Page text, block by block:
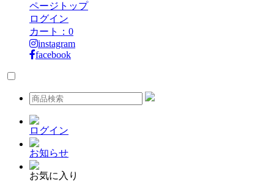
ページトップ
ログイン
カート： 0
instagram
facebook
ログイン
お知らせ
お気に入り